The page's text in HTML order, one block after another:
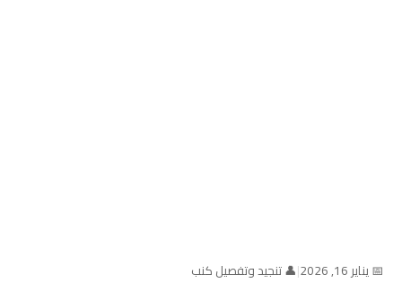
📅 يناير 16, 2026 |👤 تنجيد وتفصيل كنب